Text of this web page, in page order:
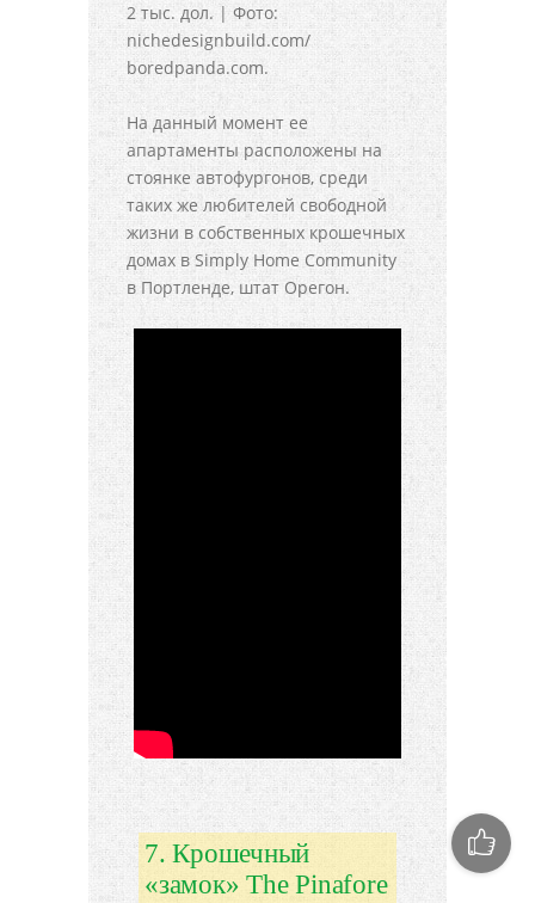
2 тыс. дол. | Фото:
nichedesignbuild.com/
boredpanda.com.
На данный момент ее
апартаменты расположены на
стоянке автофургонов, среди
таких же любителей свободной
жизни в собственных крошечных
домах в Simply Home Community
в Портленде, штат Орегон.
7. Крошечный
«замок» The Pinafore